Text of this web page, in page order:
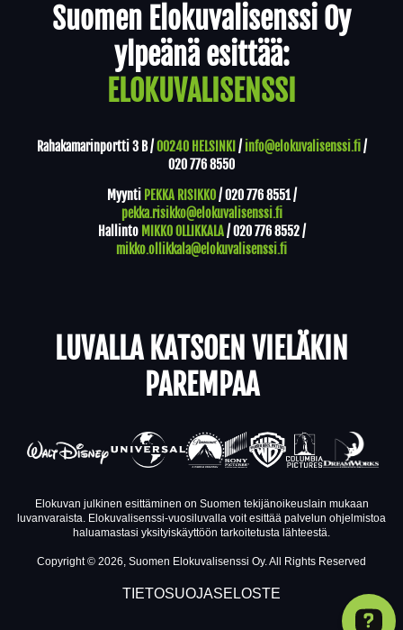
Suomen Elokuvalisenssi Oy
ylpeänä esittää:
ELOKUVALISENSSI
Rahakamarinportti 3 B /00240 HELSINKI / info@elokuvalisenssi.fi/
020 776 8550
Myynti PEKKA RISIKKO/020 776 8551/
pekka.risikko@elokuvalisenssi.fi
Hallinto MIKKO OLLIKKALA/020 776 8552/
mikko.ollikkala@elokuvalisenssi.fi
LUVALLA KATSOEN VIELÄKIN
PAREMPAA
Elokuvan julkinen esittäminen on Suomen tekijänoikeuslain mukaan
luvanvaraista. Elokuvalisenssi-vuosiluvalla voit esittää palvelun ohjelmistoa
haluamastasi yksityiskäyttöön tarkoitetusta lähteestä.
Copyright © 2026, Suomen Elokuvalisenssi Oy. All Rights Reserved
TIETOSUOJASELOSTE